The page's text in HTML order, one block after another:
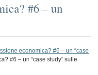
#6 – un
economica? #6 – un “case
#6 – un “case study” sulle